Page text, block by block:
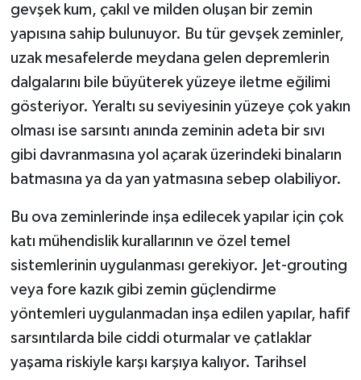
gevşek kum, çakıl ve milden oluşan bir zemin
yapısına sahip bulunuyor. Bu tür gevşek zeminler,
uzak mesafelerde meydana gelen depremlerin
dalgalarını bile büyüterek yüzeye iletme eğilimi
gösteriyor. Yeraltı su seviyesinin yüzeye çok yakın
olması ise sarsıntı anında zeminin adeta bir sıvı
gibi davranmasına yol açarak üzerindeki binaların
batmasına ya da yan yatmasına sebep olabiliyor.
Bu ova zeminlerinde inşa edilecek yapılar için çok
katı mühendislik kurallarının ve özel temel
sistemlerinin uygulanması gerekiyor. Jet-grouting
veya fore kazık gibi zemin güçlendirme
yöntemleri uygulanmadan inşa edilen yapılar, hafif
sarsıntılarda bile ciddi oturmalar ve çatlaklar
yaşama riskiyle karşı karşıya kalıyor. Tarihsel